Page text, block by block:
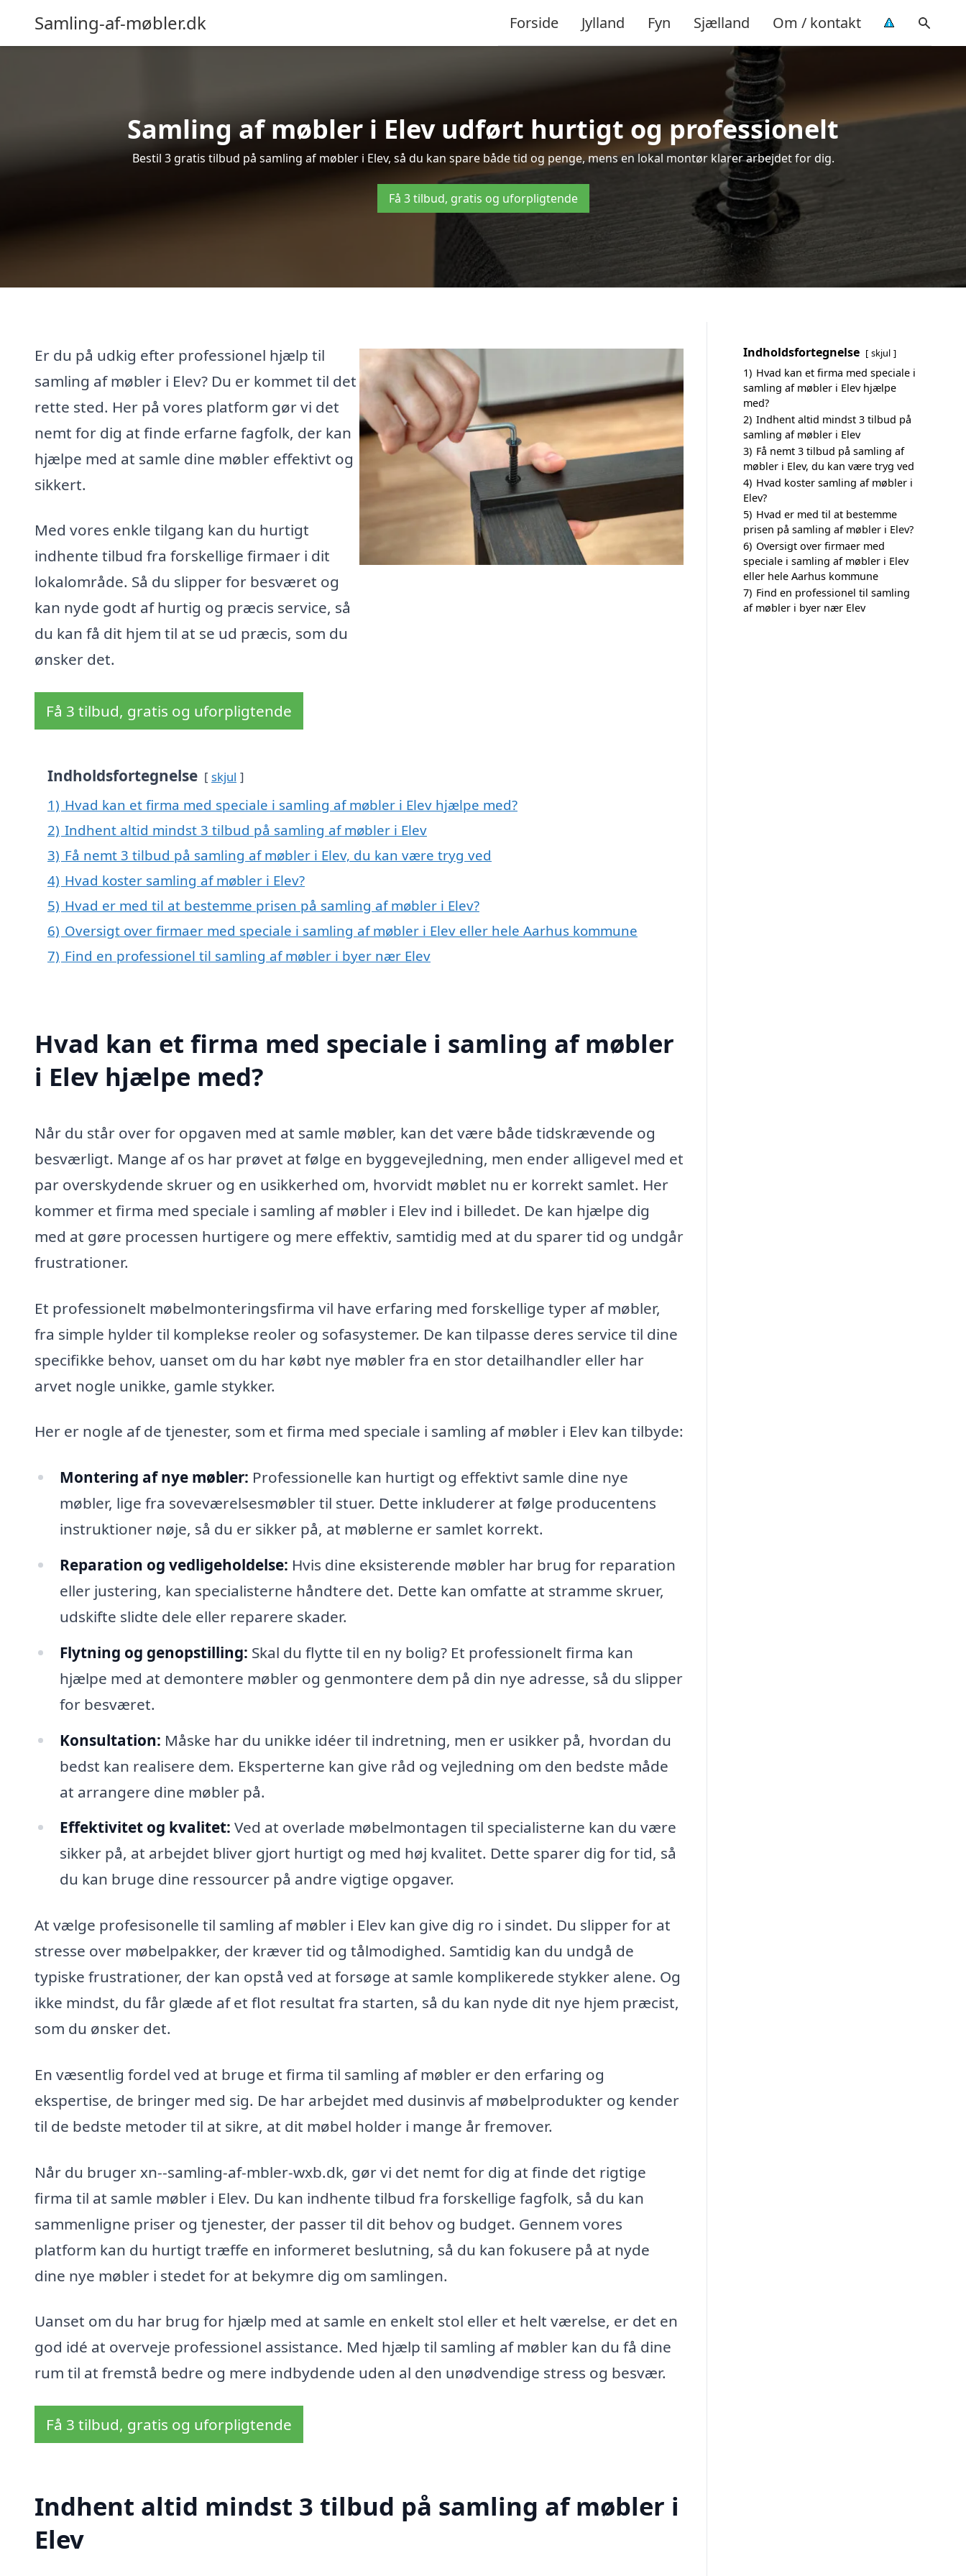
Samling-af-møbler.dk Forside Jylland Fyn Sjælland Om / kontakt
Samling af møbler i Elev udført hurtigt og professionelt
Bestil 3 gratis tilbud på samling af møbler i Elev, så du kan spare både tid og penge, mens en lokal montør klarer arbejdet for dig.
Få 3 tilbud, gratis og uforpligtende
Er du på udkig efter professionel hjælp til
samling af møbler i Elev? Du er kommet til det
rette sted. Her på vores platform gør vi det
nemt for dig at finde erfarne fagfolk, der kan
hjælpe med at samle dine møbler effektivt og
sikkert.
Med vores enkle tilgang kan du hurtigt
indhente tilbud fra forskellige firmaer i dit
lokalområde. Så du slipper for besværet og
kan nyde godt af hurtig og præcis service, så
du kan få dit hjem til at se ud præcis, som du
ønsker det.
Få 3 tilbud, gratis og uforpligtende
Indholdsfortegnelse skjul
1) Hvad kan et firma med speciale i samling af møbler i Elev hjælpe med?
2) Indhent altid mindst 3 tilbud på samling af møbler i Elev
3) Få nemt 3 tilbud på samling af møbler i Elev, du kan være tryg ved
4) Hvad koster samling af møbler i Elev?
5) Hvad er med til at bestemme prisen på samling af møbler i Elev?
6) Oversigt over firmaer med speciale i samling af møbler i Elev eller hele Aarhus kommune
7) Find en professionel til samling af møbler i byer nær Elev
Hvad kan et firma med speciale i samling af møbler
i Elev hjælpe med?
Når du står over for opgaven med at samle møbler, kan det være både tidskrævende og
besværligt. Mange af os har prøvet at følge en byggevejledning, men ender alligevel med et
par overskydende skruer og en usikkerhed om, hvorvidt møblet nu er korrekt samlet. Her
kommer et firma med speciale i samling af møbler i Elev ind i billedet. De kan hjælpe dig
med at gøre processen hurtigere og mere effektiv, samtidig med at du sparer tid og undgår
frustrationer.
Et professionelt møbelmonteringsfirma vil have erfaring med forskellige typer af møbler,
fra simple hylder til komplekse reoler og sofasystemer. De kan tilpasse deres service til dine
specifikke behov, uanset om du har købt nye møbler fra en stor detailhandler eller har
arvet nogle unikke, gamle stykker.
Her er nogle af de tjenester, som et firma med speciale i samling af møbler i Elev kan tilbyde:
Montering af nye møbler: Professionelle kan hurtigt og effektivt samle dine nye
møbler, lige fra soveværelsesmøbler til stuer. Dette inkluderer at følge producentens
instruktioner nøje, så du er sikker på, at møblerne er samlet korrekt.
Reparation og vedligeholdelse: Hvis dine eksisterende møbler har brug for reparation
eller justering, kan specialisterne håndtere det. Dette kan omfatte at stramme skruer,
udskifte slidte dele eller reparere skader.
Flytning og genopstilling: Skal du flytte til en ny bolig? Et professionelt firma kan
hjælpe med at demontere møbler og genmontere dem på din nye adresse, så du slipper
for besværet.
Konsultation: Måske har du unikke idéer til indretning, men er usikker på, hvordan du
bedst kan realisere dem. Eksperterne kan give råd og vejledning om den bedste måde
at arrangere dine møbler på.
Effektivitet og kvalitet: Ved at overlade møbelmontagen til specialisterne kan du være
sikker på, at arbejdet bliver gjort hurtigt og med høj kvalitet. Dette sparer dig for tid, så
du kan bruge dine ressourcer på andre vigtige opgaver.
At vælge profesisonelle til samling af møbler i Elev kan give dig ro i sindet. Du slipper for at
stresse over møbelpakker, der kræver tid og tålmodighed. Samtidig kan du undgå de
typiske frustrationer, der kan opstå ved at forsøge at samle komplikerede stykker alene. Og
ikke mindst, du får glæde af et flot resultat fra starten, så du kan nyde dit nye hjem præcist,
som du ønsker det.
En væsentlig fordel ved at bruge et firma til samling af møbler er den erfaring og
ekspertise, de bringer med sig. De har arbejdet med dusinvis af møbelprodukter og kender
til de bedste metoder til at sikre, at dit møbel holder i mange år fremover.
Når du bruger xn--samling-af-mbler-wxb.dk, gør vi det nemt for dig at finde det rigtige
firma til at samle møbler i Elev. Du kan indhente tilbud fra forskellige fagfolk, så du kan
sammenligne priser og tjenester, der passer til dit behov og budget. Gennem vores
platform kan du hurtigt træffe en informeret beslutning, så du kan fokusere på at nyde
dine nye møbler i stedet for at bekymre dig om samlingen.
Uanset om du har brug for hjælp med at samle en enkelt stol eller et helt værelse, er det en
god idé at overveje professionel assistance. Med hjælp til samling af møbler kan du få dine
rum til at fremstå bedre og mere indbydende uden al den unødvendige stress og besvær.
Få 3 tilbud, gratis og uforpligtende
Indhent altid mindst 3 tilbud på samling af møbler i
Elev
Indholdsfortegnelse skjul
1) Hvad kan et firma med speciale i
samling af møbler i Elev hjælpe
med?
2) Indhent altid mindst 3 tilbud på
samling af møbler i Elev
3) Få nemt 3 tilbud på samling af
møbler i Elev, du kan være tryg ved
4) Hvad koster samling af møbler i
Elev?
5) Hvad er med til at bestemme
prisen på samling af møbler i Elev?
6) Oversigt over firmaer med
speciale i samling af møbler i Elev
eller hele Aarhus kommune
7) Find en professionel til samling
af møbler i byer nær Elev